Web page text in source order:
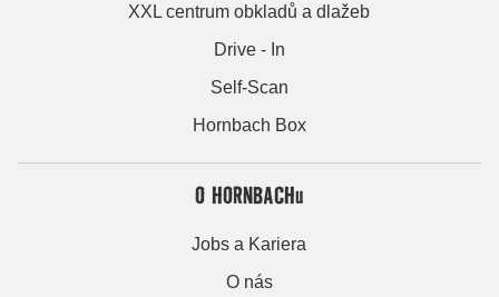
XXL centrum obkladů a dlažeb
Drive - In
Self-Scan
Hornbach Box
O HORNBACHu
Jobs a Kariera
O nás